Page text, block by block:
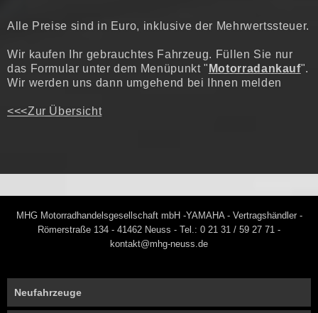
Alle Preise sind in Euro, inklusive der Mehrwertssteuer.
Wir kaufen Ihr gebrauchtes Fahrzeug. Füllen Sie nur
das Formular unter dem Menüpunkt " Motorradankauf".
Wir werden uns dann umgehend bei Ihnen melden
<<<Zur Übersicht
MHG Motorradhandelsgesellschaft mbH -YAMAHA - Vertragshändler -
Römerstraße 134 - 41462 Neuss - Tel.: 0 21 31 / 59 27 71 -
kontakt@mhg-neuss.de
Neufahrzeuge